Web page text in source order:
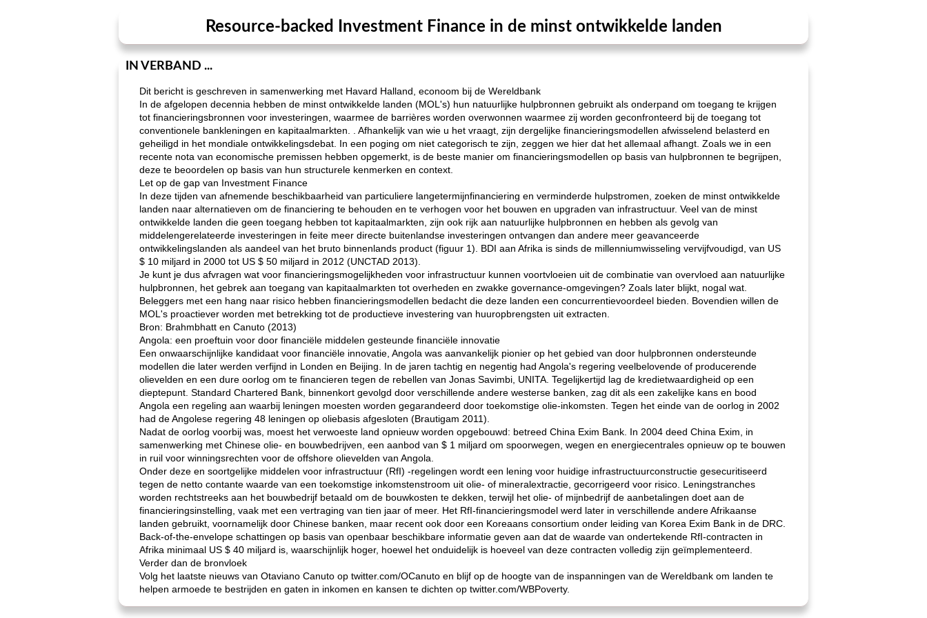
Resource-backed Investment Finance in de minst ontwikkelde landen
IN VERBAND ...
Dit bericht is geschreven in samenwerking met Havard Halland, econoom bij de Wereldbank
In de afgelopen decennia hebben de minst ontwikkelde landen (MOL's) hun natuurlijke hulpbronnen gebruikt als onderpand om toegang te krijgen
tot financieringsbronnen voor investeringen, waarmee de barrières worden overwonnen waarmee zij worden geconfronteerd bij de toegang tot
conventionele bankleningen en kapitaalmarkten. . Afhankelijk van wie u het vraagt, zijn dergelijke financieringsmodellen afwisselend belasterd en
geheiligd in het mondiale ontwikkelingsdebat. In een poging om niet categorisch te zijn, zeggen we hier dat het allemaal afhangt. Zoals we in een
recente nota van economische premissen hebben opgemerkt, is de beste manier om financieringsmodellen op basis van hulpbronnen te begrijpen,
deze te beoordelen op basis van hun structurele kenmerken en context.
Let op de gap van Investment Finance
In deze tijden van afnemende beschikbaarheid van particuliere langetermijnfinanciering en verminderde hulpstromen, zoeken de minst ontwikkelde
landen naar alternatieven om de financiering te behouden en te verhogen voor het bouwen en upgraden van infrastructuur. Veel van de minst
ontwikkelde landen die geen toegang hebben tot kapitaalmarkten, zijn ook rijk aan natuurlijke hulpbronnen en hebben als gevolg van
middelengerelateerde investeringen in feite meer directe buitenlandse investeringen ontvangen dan andere meer geavanceerde
ontwikkelingslanden als aandeel van het bruto binnenlands product (figuur 1). BDI aan Afrika is sinds de millenniumwisseling vervijfvoudigd, van US
$ 10 miljard in 2000 tot US $ 50 miljard in 2012 (UNCTAD 2013).
Je kunt je dus afvragen wat voor financieringsmogelijkheden voor infrastructuur kunnen voortvloeien uit de combinatie van overvloed aan natuurlijke
hulpbronnen, het gebrek aan toegang van kapitaalmarkten tot overheden en zwakke governance-omgevingen? Zoals later blijkt, nogal wat.
Beleggers met een hang naar risico hebben financieringsmodellen bedacht die deze landen een concurrentievoordeel bieden. Bovendien willen de
MOL's proactiever worden met betrekking tot de productieve investering van huuropbrengsten uit extracten.
Bron: Brahmbhatt en Canuto (2013)
Angola: een proeftuin voor door financiële middelen gesteunde financiële innovatie
Een onwaarschijnlijke kandidaat voor financiële innovatie, Angola was aanvankelijk pionier op het gebied van door hulpbronnen ondersteunde
modellen die later werden verfijnd in Londen en Beijing. In de jaren tachtig en negentig had Angola's regering veelbelovende of producerende
olievelden en een dure oorlog om te financieren tegen de rebellen van Jonas Savimbi, UNITA. Tegelijkertijd lag de kredietwaardigheid op een
dieptepunt. Standard Chartered Bank, binnenkort gevolgd door verschillende andere westerse banken, zag dit als een zakelijke kans en bood
Angola een regeling aan waarbij leningen moesten worden gegarandeerd door toekomstige olie-inkomsten. Tegen het einde van de oorlog in 2002
had de Angolese regering 48 leningen op oliebasis afgesloten (Brautigam 2011).
Nadat de oorlog voorbij was, moest het verwoeste land opnieuw worden opgebouwd: betreed China Exim Bank. In 2004 deed China Exim, in
samenwerking met Chinese olie- en bouwbedrijven, een aanbod van $ 1 miljard om spoorwegen, wegen en energiecentrales opnieuw op te bouwen
in ruil voor winningsrechten voor de offshore olievelden van Angola.
Onder deze en soortgelijke middelen voor infrastructuur (RfI) -regelingen wordt een lening voor huidige infrastructuurconstructie gesecuritiseerd
tegen de netto contante waarde van een toekomstige inkomstenstroom uit olie- of mineralextractie, gecorrigeerd voor risico. Leningstranches
worden rechtstreeks aan het bouwbedrijf betaald om de bouwkosten te dekken, terwijl het olie- of mijnbedrijf de aanbetalingen doet aan de
financieringsinstelling, vaak met een vertraging van tien jaar of meer. Het RfI-financieringsmodel werd later in verschillende andere Afrikaanse
landen gebruikt, voornamelijk door Chinese banken, maar recent ook door een Koreaans consortium onder leiding van Korea Exim Bank in de DRC.
Back-of-the-envelope schattingen op basis van openbaar beschikbare informatie geven aan dat de waarde van ondertekende RfI-contracten in
Afrika minimaal US $ 40 miljard is, waarschijnlijk hoger, hoewel het onduidelijk is hoeveel van deze contracten volledig zijn geïmplementeerd.
Verder dan de bronvloek
Volg het laatste nieuws van Otaviano Canuto op twitter.com/OCanuto en blijf op de hoogte van de inspanningen van de Wereldbank om landen te
helpen armoede te bestrijden en gaten in inkomen en kansen te dichten op twitter.com/WBPoverty.